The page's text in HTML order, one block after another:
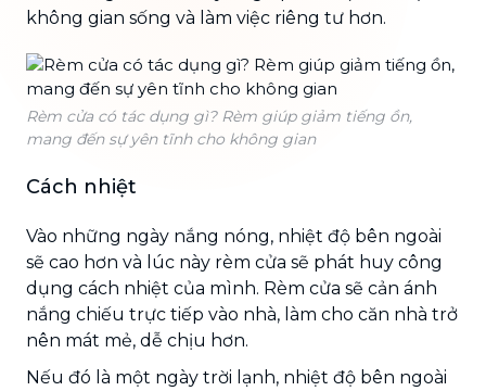
không gian sống và làm việc riêng tư hơn.
Rèm cửa có tác dụng gì? Rèm giúp giảm tiếng ồn,
mang đến sự yên tĩnh cho không gian
Cách nhiệt
Vào những ngày nắng nóng, nhiệt độ bên ngoài
sẽ cao hơn và lúc này rèm cửa sẽ phát huy công
dụng cách nhiệt của mình. Rèm cửa sẽ cản ánh
nắng chiếu trực tiếp vào nhà, làm cho căn nhà trở
nên mát mẻ, dễ chịu hơn.
Nếu đó là một ngày trời lạnh, nhiệt độ bên ngoài